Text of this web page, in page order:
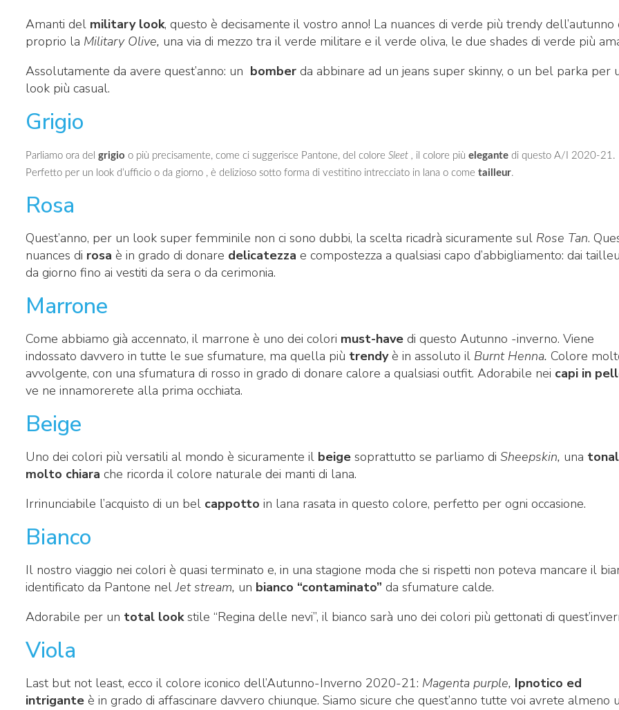
Amanti del military look, questo è decisamente il vostro anno! La nuances di verde più trendy dell’autunno
proprio la Military Olive, una via di mezzo tra il verde militare e il verde oliva, le due shades di verde più
Assolutamente da avere quest’anno: un bomber da abbinare ad un jeans super skinny, o un bel parka per
look più casual.
Grigio
Parliamo ora del grigio o più precisamente, come ci suggerisce Pantone, del colore Sleet , il colore più elegante di questo A/I 2020-21.
Perfetto per un look d’ufficio o da giorno , è delizioso sotto forma di vestitino intrecciato in lana o come tailleur.
Rosa
Quest’anno, per un look super femminile non ci sono dubbi, la scelta ricadrà sicuramente sul Rose Tan.
nuances di rosa è in grado di donare delicatezza e compostezza a qualsiasi capo d’abbigliamento: dai
da giorno fino ai vestiti da sera o da cerimonia.
Marrone
Come abbiamo già accennato, il marrone è uno dei colori must-have di questo Autunno -inverno. Viene
indossato davvero in tutte le sue sfumature, ma quella più trendyè in assoluto il Burnt Henna. Colore
avvolgente, con una sfumatura di rosso in grado di donare calore a qualsiasi outfit. Adorabile nei capi in
ve ne innamorerete alla prima occhiata.
Beige
Uno dei colori più versatili al mondo è sicuramente il beige soprattutto se parliamo di Sheepskin, una
molto chiara che ricorda il colore naturale dei manti di lana.
Irrinunciabile l’acquisto di un bel cappotto in lana rasata in questo colore, perfetto per ogni occasione.
Bianco
Il nostro viaggio nei colori è quasi terminato e, in una stagione moda che si rispetti non poteva mancare il
identificato da Pantone nelJet stream, un bianco “contaminato” da sfumature calde.
Adorabile per un total lookstile “Regina delle nevi”, il bianco sarà uno dei colori più gettonati di
Viola
Last but not least, ecco il colore iconico dell’Autunno-Inverno 2020-21: Magenta purple, Ipnotico ed
intrigante è in grado di affascinare davvero chiunque. Siamo sicure che quest’anno tutte voi avrete almeno